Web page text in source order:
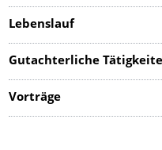
Lebenslauf
Gutachterliche
Vorträge